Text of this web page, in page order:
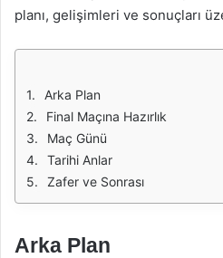
planı, gelişimleri ve sonuçları
Arka Plan
Final Maçına Hazırlık
Maç Günü
Tarihi Anlar
Zafer ve Sonrası
Arka Plan